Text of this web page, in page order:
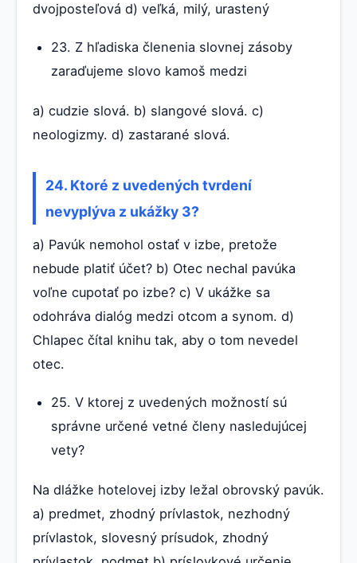
dvojposteľová d) veľká, milý, urastený
23. Z hľadiska členenia slovnej zásoby
zaraďujeme slovo kamoš medzi
a) cudzie slová. b) slangové slová. c)
neologizmy. d) zastarané slová.
24. Ktoré z uvedených tvrdení
nevyplýva z ukážky 3?
a) Pavúk nemohol ostať v izbe, pretože
nebude platiť účet? b) Otec nechal pavúka
voľne cupotať po izbe? c) V ukážke sa
odohráva dialóg medzi otcom a synom. d)
Chlapec čítal knihu tak, aby o tom nevedel
otec.
25. V ktorej z uvedených možností sú
správne určené vetné členy nasledujúcej
vety?
Na dlážke hotelovej izby ležal obrovský pavúk.
a) predmet, zhodný prívlastok, nezhodný
prívlastok, slovesný prísudok, zhodný